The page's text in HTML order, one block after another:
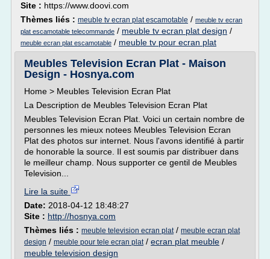
Site : https://www.doovi.com
Thèmes liés : meuble tv ecran plat escamotable / meuble tv ecran
plat escamotable telecommande / meuble tv ecran plat design /
meuble ecran plat escamotable / meuble tv pour ecran plat
Meubles Television Ecran Plat - Maison
Design - Hosnya.com
Home > Meubles Television Ecran Plat
La Description de Meubles Television Ecran Plat
Meubles Television Ecran Plat. Voici un certain nombre de
personnes les mieux notees Meubles Television Ecran
Plat des photos sur internet. Nous l'avons identifié à partir
de honorable la source. Il est soumis par distribuer dans
le meilleur champ. Nous supporter ce gentil de Meubles
Television...
Lire la suite
Date: 2018-04-12 18:48:27
Site : http://hosnya.com
Thèmes liés : meuble television ecran plat/ meuble ecran plat
design / meuble pour tele ecran plat/ ecran plat meuble /
meuble television design